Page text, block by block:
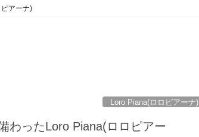
アーナ)
Loro Piana(ロロピアーナ)
わったLoro Piana(ロロピアー